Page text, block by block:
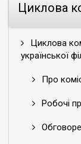
Циклова
Циклова
української
Про
Робочі